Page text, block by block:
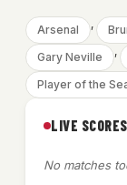
Arsenal ,
Gary Neville ,
Player of the
LIVE SCORES
No matches